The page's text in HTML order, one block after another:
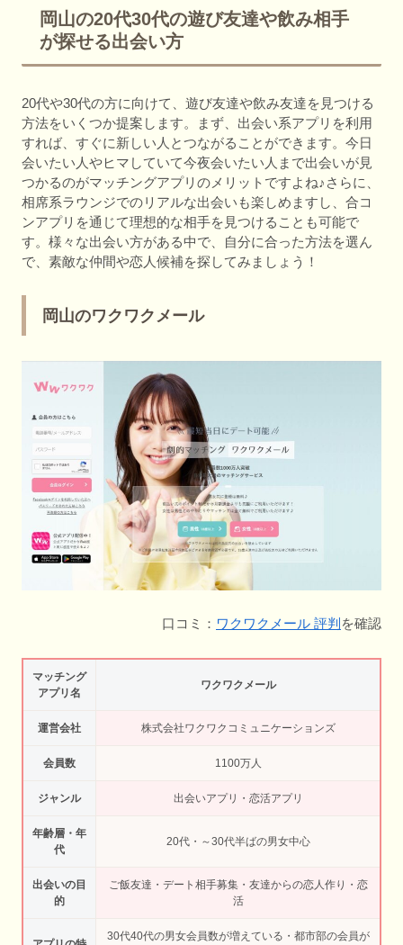
岡山の20代30代の遊び友達や飲み相手
が探せる出会い方
20代や30代の方に向けて、遊び友達や飲み友達を見つける
方法をいくつか提案します。まず、出会い系アプリを利用
すれば、すぐに新しい人とつながることができます。今日
会いたい人やヒマしていて今夜会いたい人まで出会いが見
つかるのがマッチングアプリのメリットですよね♪さらに、
相席系ラウンジでのリアルな出会いも楽しめますし、合コ
ンアプリを通じて理想的な相手を見つけることも可能で
す。様々な出会い方がある中で、自分に合った方法を選ん
で、素敵な仲間や恋人候補を探してみましょう！
岡山のワクワクメール
口コミ： ワクワクメール 評判 を確認
マッチング
アプリ名
ワクワクメール
運営会社 株式会社ワクワクコミュニケーションズ
会員数 1100万人
ジャンル 出会いアプリ・恋活アプリ
年齢層・年
代
20代・～30代半ばの男女中心
出会いの目
的
ご飯友達・デート相手募集・友達からの恋人作り・恋
活
30代40代の男女会員数が増えている・都市部の会員が